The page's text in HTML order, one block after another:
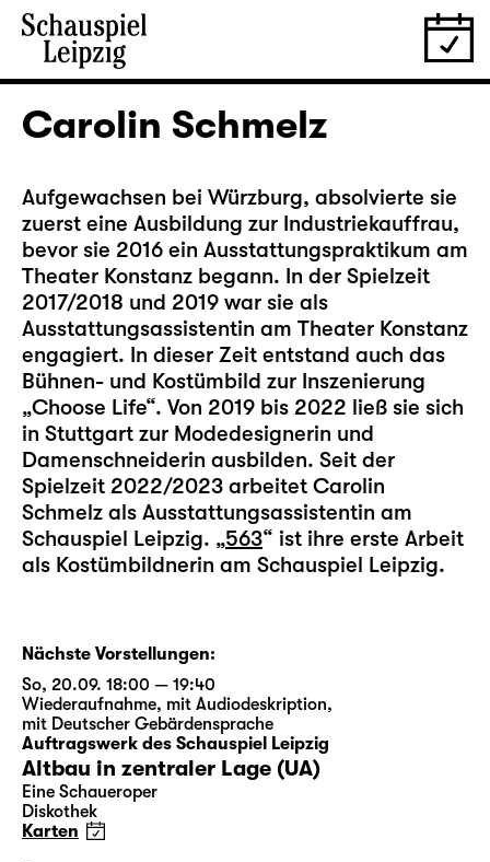
Carolin Schmelz
Aufgewachsen bei Würzburg, absolvierte sie
zuerst eine Ausbildung zur Industriekauffrau,
bevor sie 2016 ein Ausstattungspraktikum am
Theater Konstanz begann. In der Spielzeit
2017/2018 und 2019 war sie als
Ausstattungsassistentin am Theater Konstanz
engagiert. In dieser Zeit entstand auch das
Bühnen- und Kostümbild zur Inszenierung
„Choose Life“. Von 2019 bis 2022 ließ sie sich
in Stuttgart zur Modedesignerin und
Damenschneiderin ausbilden. Seit der
Spielzeit 2022/2023 arbeitet Carolin
Schmelz als Ausstattungsassistentin am
Schauspiel Leipzig. „563“ ist ihre erste Arbeit
als Kostümbildnerin am Schauspiel Leipzig.
Nächste Vorstellungen:
So, 20.09. 18:00 — 19:40
Wiederaufnahme, mit Audiodeskription,
mit Deutscher Gebärdensprache
Auftragswerk des Schauspiel Leipzig
Altbau in zentraler Lage (UA)
Eine Schaueroper
Diskothek
Karten